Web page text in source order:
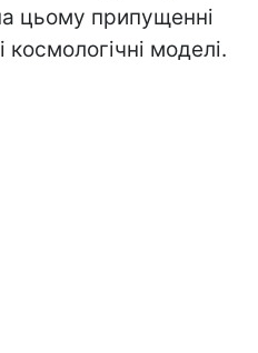
цьому припущенні
космологічні моделі.